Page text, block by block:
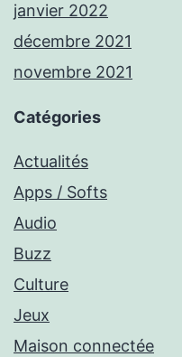
janvier 2022
décembre 2021
novembre 2021
Catégories
Actualités
Apps / Softs
Audio
Buzz
Culture
Jeux
Maison connectée